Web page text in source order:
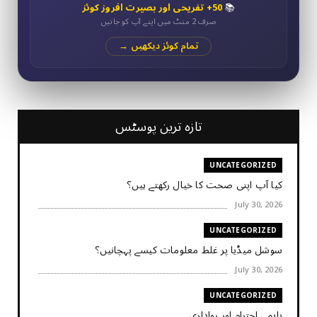
📚50+ تفریحی اور بصیرت افروز کوئز
صرف 2 منٹ میں اپنے آپ کو جانیں
تمام کوئز دیکھیں →
تازہ ترین پوسٹس
UNCATEGORIZED
کیا آپ اپنی صحت کا خیال رکھتے ہیں؟
July 30, 2026
UNCATEGORIZED
سوشل میڈیا پر غلط معلومات کیسے پہچانیں؟
July 30, 2026
UNCATEGORIZED